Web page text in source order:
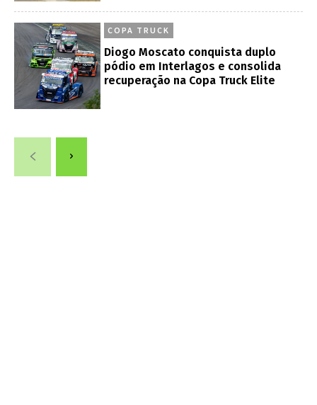
COPA TRUCK
Diogo Moscato conquista duplo
pódio em Interlagos e consolida
recuperação na Copa Truck Elite